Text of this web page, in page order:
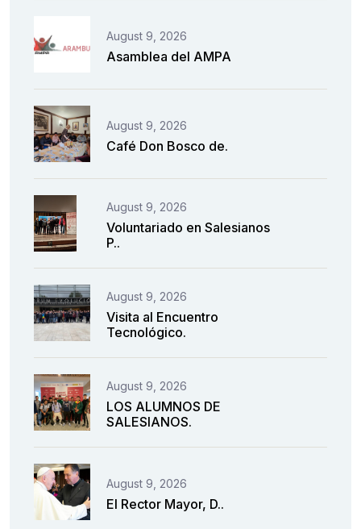
August 9, 2026
Asamblea del AMPA
August 9, 2026
Café Don Bosco de.
August 9, 2026
Voluntariado en Salesianos
P..
August 9, 2026
Visita al Encuentro
Tecnológico.
August 9, 2026
LOS ALUMNOS DE
SALESIANOS.
August 9, 2026
El Rector Mayor, D..